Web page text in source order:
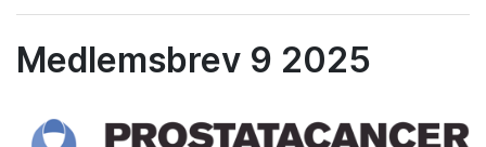
Medlemsbrev 9 2025